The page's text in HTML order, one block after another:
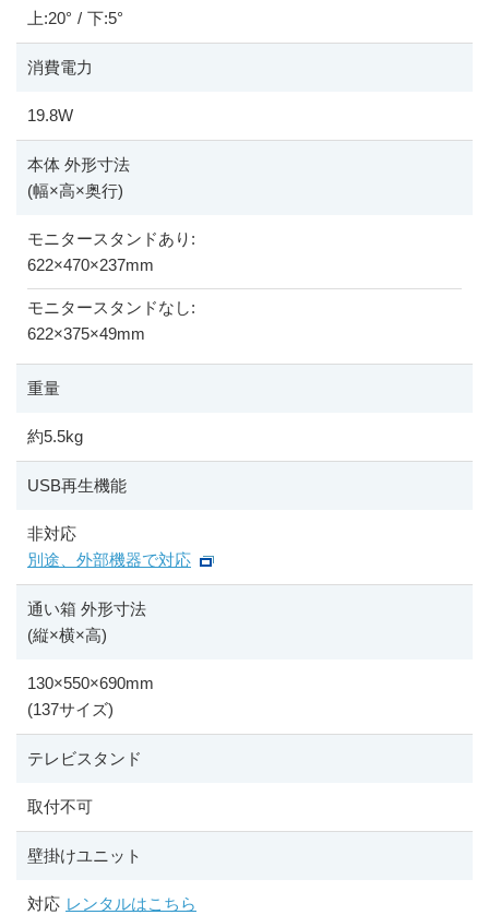
上:20° / 下:5°
消費電力
19.8W
本体 外形寸法
(幅×高×奥行)
モニタースタンドあり:
622×470×237mm
モニタースタンドなし:
622×375×49mm
重量
約5.5kg
USB再生機能
非対応
別途、外部機器で対応
通い箱 外形寸法
(縦×横×高)
130×550×690mm
(137サイズ)
テレビスタンド
取付不可
壁掛けユニット
対応 レンタルはこちら